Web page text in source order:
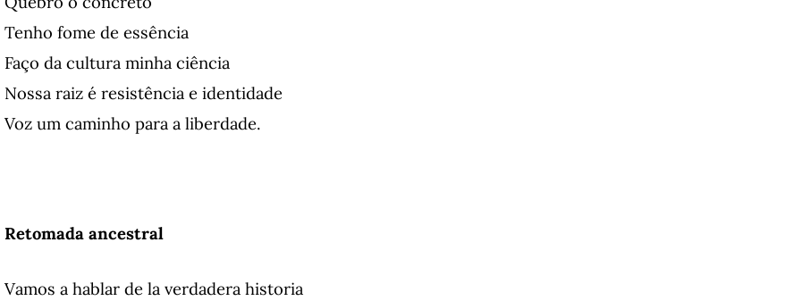
Tenho fome de essência
Faço da cultura minha ciência
Nossa raiz é resistência e identidade
Voz um caminho para a liberdade.
Retomada ancestral
Vamos a hablar de la verdadera historia